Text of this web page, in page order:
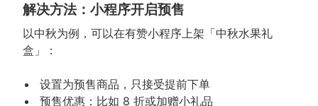
解决方法：小程序开启预售
以中秋为例，可以在有赞小程序上架「中秋水果礼
盒」：
设置为预售商品，只接受提前下单
预售优惠：比如 8 折或加赠小礼品